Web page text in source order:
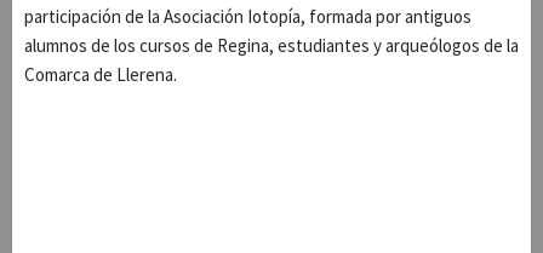
participación de la Asociación Iotopía, formada por antiguos
alumnos de los cursos de Regina, estudiantes y arqueólogos de la
Comarca de Llerena.